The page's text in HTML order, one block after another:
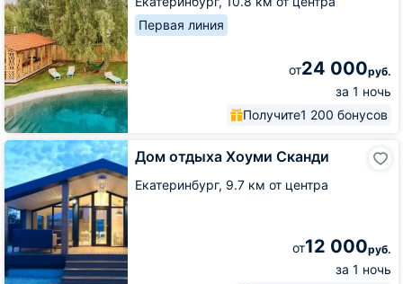
Первая линия
от24 000руб.
за 1 ночь
Получите1 200 бонусов
Дом отдыха Хоуми Сканди
Екатеринбург, 9.7 км от центра
от12 000руб.
за 1 ночь
Дом
отдыха
Хоуми
Сканди